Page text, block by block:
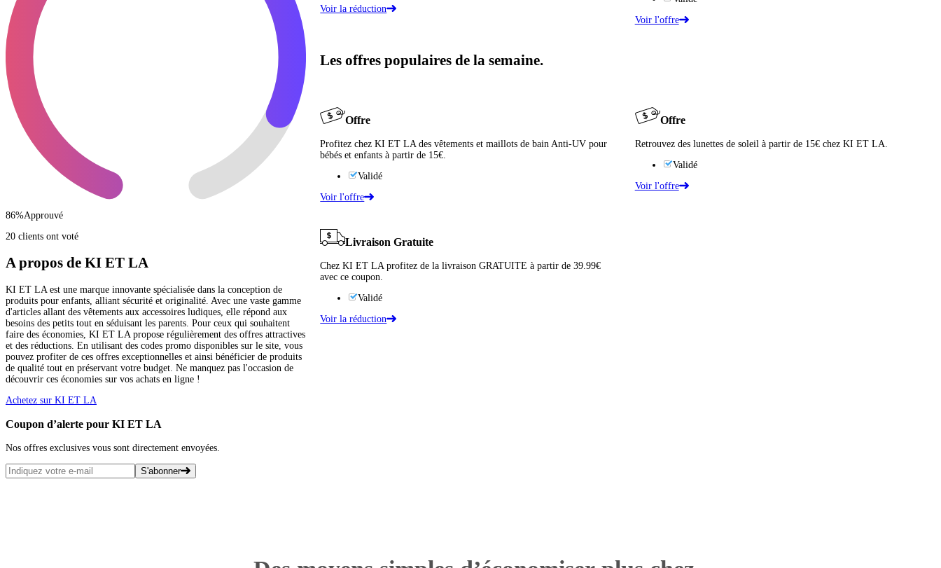
Voir la réduction
Voir l'offre
Les offres populaires de la semaine.
Offre
Profitez chez KI ET LA des vêtements et maillots de bain Anti-UV pour
bébés et enfants à partir de 15€.
Validé
Voir l'offre
Offre
Retrouvez des lunettes de soleil à partir de 15€ chez KI ET LA.
Validé
Voir l'offre
Livraison Gratuite
Chez KI ET LA profitez de la livraison GRATUITE à partir de 39.99€
avec ce coupon.
Validé
Voir la réduction
86%Approuvé
20 clients ont voté
A propos de KI ET LA
KI ET LA est une marque innovante spécialisée dans la conception de
produits pour enfants, alliant sécurité et originalité. Avec une vaste gamme
d'articles allant des vêtements aux accessoires ludiques, elle répond aux
besoins des petits tout en séduisant les parents. Pour ceux qui souhaitent
faire des économies, KI ET LA propose régulièrement des offres attractives
et des réductions. En utilisant des codes promo disponibles sur le site, vous
pouvez profiter de ces offres exceptionnelles et ainsi bénéficier de produits
de qualité tout en préservant votre budget. Ne manquez pas l'occasion de
découvrir ces économies sur vos achats en ligne !
Achetez sur KI ET LA
Coupon d’alerte pour KI ET LA
Nos offres exclusives vous sont directement envoyées.
S'abonner